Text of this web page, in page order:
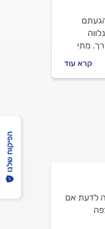
מתי
מתקין
דק?
קרא עוד
לדעת אם
הפיקוח שלנו